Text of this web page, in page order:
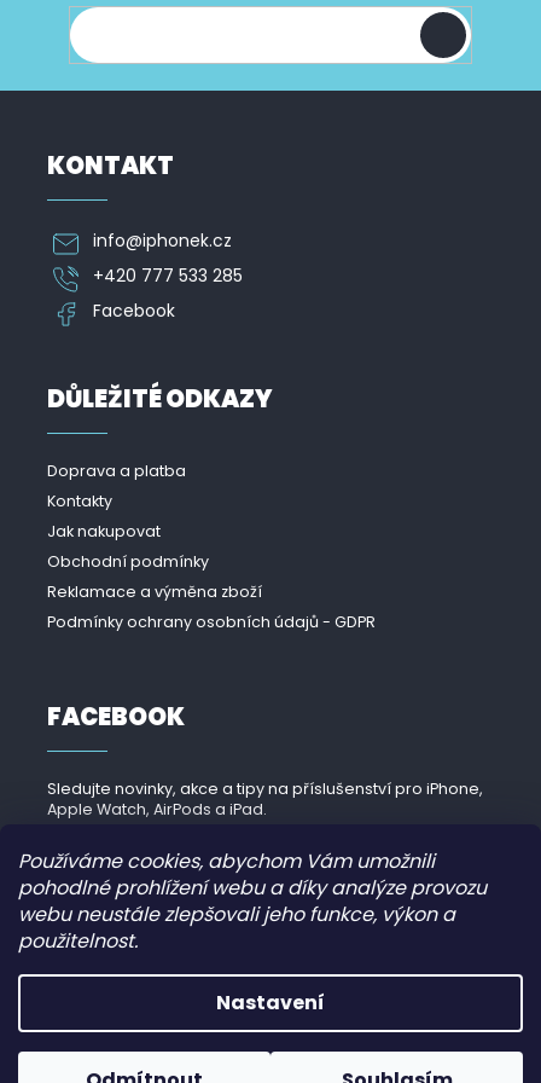
Používáme cookies, abychom Vám umožnili
pohodlné prohlížení webu a díky analýze provozu
webu neustále zlepšovali jeho funkce, výkon a
použitelnost.
Nastavení
KONTAKT
info@iphonek.cz
+420 777 533 285
Facebook
DŮLEŽITÉ ODKAZY
Doprava a platba
Kontakty
Jak nakupovat
Obchodní podmínky
Reklamace a výměna zboží
Podmínky ochrany osobních údajů - GDPR
FACEBOOK
Sledujte novinky, akce a tipy na příslušenství pro iPhone,
Apple Watch, AirPods a iPad.
iPhonek.cz . Všechna práva vyhrazena.